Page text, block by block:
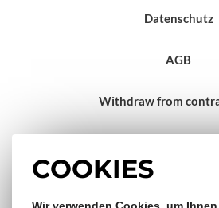
COOKIES
Datenschutz
AGB
Withdraw from